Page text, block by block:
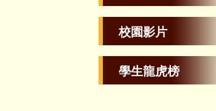
校園影片
學生龍虎榜